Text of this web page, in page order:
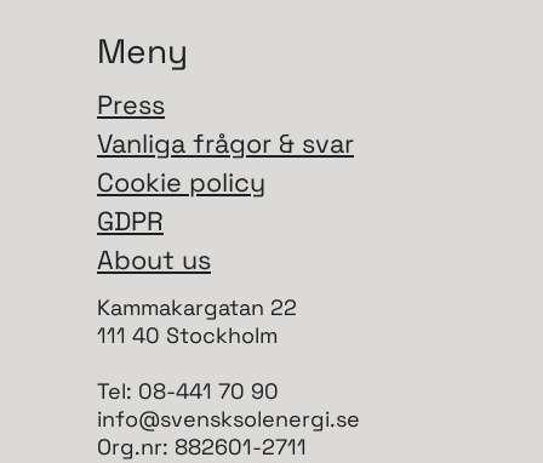
Meny
Press
Vanliga frågor & svar
Cookie policy
GDPR
About us
Kammakargatan 22
111 40 Stockholm
Tel: 08-441 70 90
info@svensksolenergi.se
Org.nr: 882601-2711